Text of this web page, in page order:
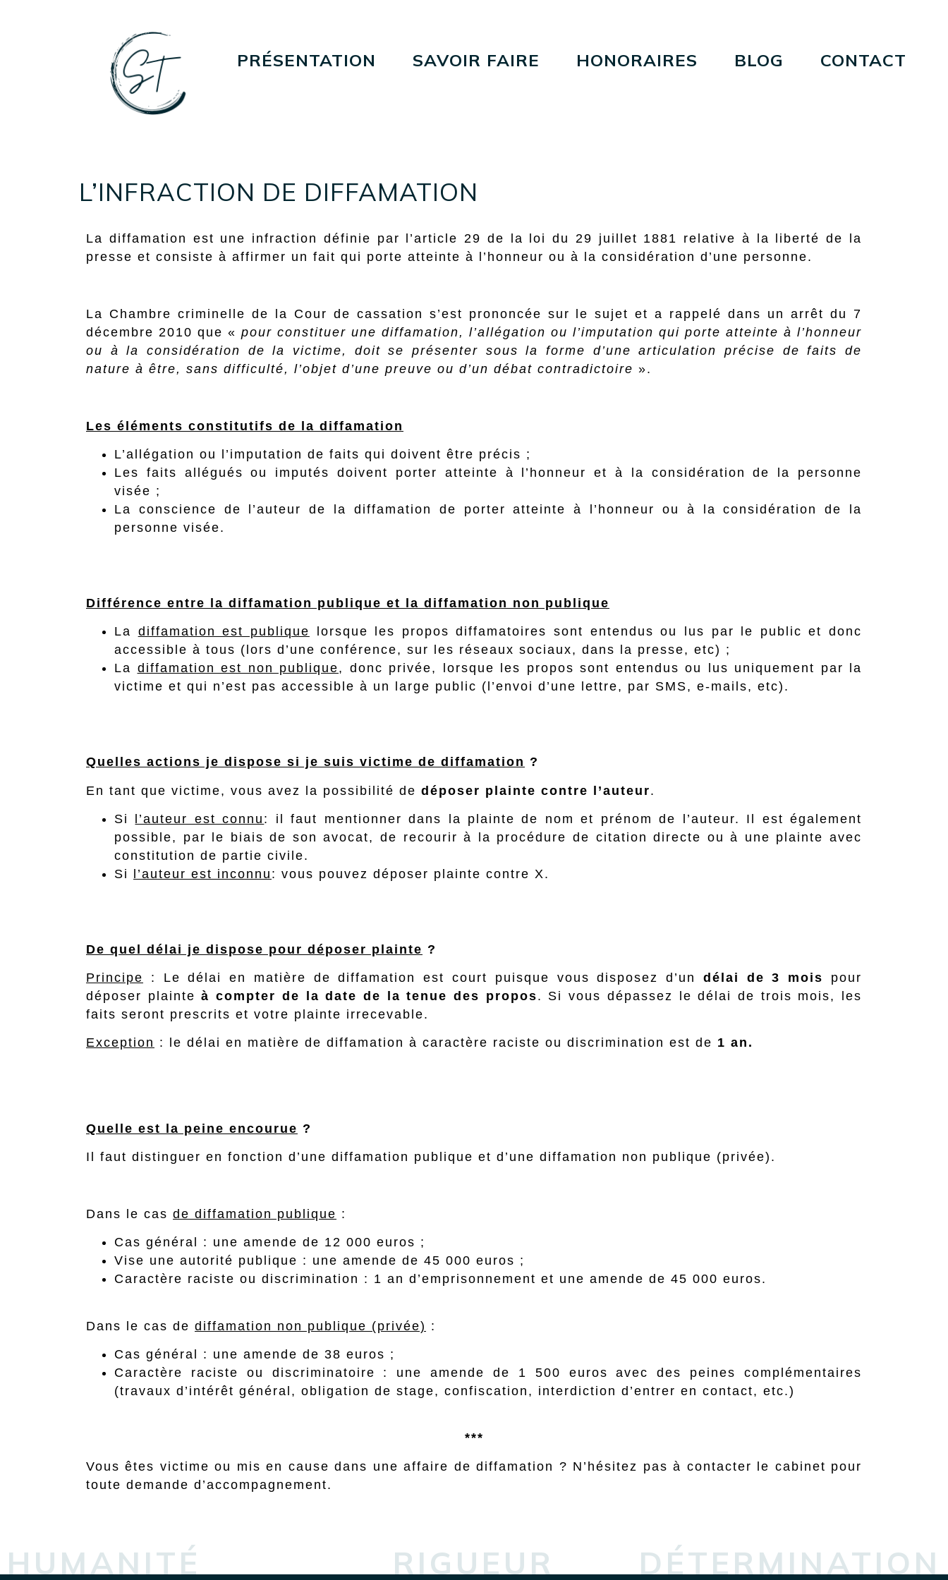
PRÉSENTATION SAVOIR FAIRE HONORAIRES BLOG CONTACT
L’INFRACTION DE DIFFAMATION
La diffamation est une infraction définie par l’article 29 de la loi du 29 juillet 1881 relative à la liberté de la
presse et consiste à affirmer un fait qui porte atteinte à l’honneur ou à la considération d’une personne.
La Chambre criminelle de la Cour de cassation s’est prononcée sur le sujet et a rappelé dans un arrêt du 7
décembre 2010 que « pour constituer une diffamation, l’allégation ou l’imputation qui porte atteinte à l’honneur
ou à la considération de la victime, doit se présenter sous la forme d’une articulation précise de faits de
nature à être, sans difficulté, l’objet d’une preuve ou d’un débat contradictoire ».
Les éléments constitutifs de la diffamation
L’allégation ou l’imputation de faits qui doivent être précis ;
Les faits allégués ou imputés doivent porter atteinte à l’honneur et à la considération de la personne
visée ;
La conscience de l’auteur de la diffamation de porter atteinte à l’honneur ou à la considération de la
personne visée.
Différence entre la diffamation publique et la diffamation non publique
La diffamation est publique lorsque les propos diffamatoires sont entendus ou lus par le public et donc
accessible à tous (lors d’une conférence, sur les réseaux sociaux, dans la presse, etc) ;
La diffamation est non publique, donc privée, lorsque les propos sont entendus ou lus uniquement par la
victime et qui n’est pas accessible à un large public (l’envoi d’une lettre, par SMS, e-mails, etc).
Quelles actions je dispose si je suis victime de diffamation ?
En tant que victime, vous avez la possibilité de déposer plainte contre l’auteur.
Si l’auteur est connu : il faut mentionner dans la plainte de nom et prénom de l’auteur. Il est également
possible, par le biais de son avocat, de recourir à la procédure de citation directe ou à une plainte avec
constitution de partie civile.
Si l’auteur est inconnu : vous pouvez déposer plainte contre X.
De quel délai je dispose pour déposer plainte ?
Principe : Le délai en matière de diffamation est court puisque vous disposez d’un délai de 3 mois
pour
déposer plainteà compter de la date de la tenue des propos. Si vous dépassez le délai de trois mois, les
faits seront prescrits et votre plainte irrecevable.
Exception : le délai en matière de diffamation à caractère raciste ou discrimination est de 1 an.
Quelle est la peine encourue ?
Il faut distinguer en fonction d’une diffamation publique et d’une diffamation non publique (privée).
Dans le cas de diffamation publique :
Cas général : une amende de 12 000 euros ;
Vise une autorité publique : une amende de 45 000 euros ;
Caractère raciste ou discrimination : 1 an d’emprisonnement et une amende de 45 000 euros.
Dans le cas de diffamation non publique (privée) :
Cas général : une amende de 38 euros ;
Caractère raciste ou discriminatoire : une amende de 1 500 euros avec des peines complémentaires
(travaux d’intérêt général, obligation de stage, confiscation, interdiction d’entrer en contact, etc.)
***
Vous êtes victime ou mis en cause dans une affaire de diffamation ? N’hésitez pas à contacter le cabinet pour
toute demande d’accompagnement.
HUMANITÉ RIGUEUR DÉTERMINATION